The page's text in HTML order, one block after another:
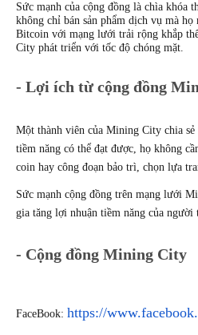
Sức mạnh của cộng đồng là chìa khóa
không chỉ bán sản phẩm dịch vụ mà
Bitcoin với mạng lưới trải rộng khắp
City phát triển với tốc độ chóng mặt.
- Lợi ích từ cộng đồng
Một thành viên của Mining City chia
tiềm năng có thể đạt được, họ không
coin hay công đoạn bảo trì, chọn lựa
Sức mạnh cộng đồng trên mạng lưới
gia tăng lợi nhuận tiềm năng của người
- Cộng đồng Mining City
FaceBook: https://